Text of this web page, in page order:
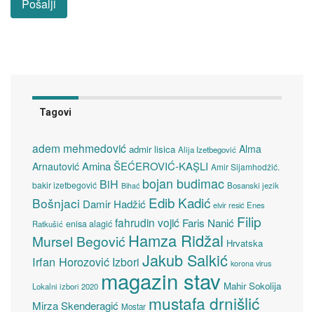
Tagovi
adem mehmedović admir lisica Alija Izetbegović Alma
Arnautović Amina ŠEĆEROVIĆ-KAŞLI Amir Sijamhodžić.
bakir izetbegović BiH Bihać bojan budimac Bosanski jezik
Bošnjaci Damir Hadžić Edib Kadić elvir resić Enes
Ratkušić enisa alagić fahrudin vojić Faris Nanić Filip
Mursel Begović Hamza Ridžal Hrvatska
Irfan Horozović Izbori Jakub Salkić korona virus
Lokalni izbori 2020 magazin stav Mahir Sokolija
Mirza Skenderagić Mostar mustafa drnišlić